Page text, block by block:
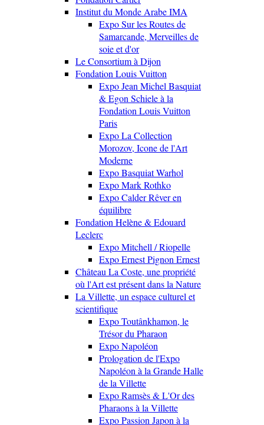
Institut du Monde Arabe IMA
Expo Sur les Routes de
Samarcande, Merveilles de
soie et d'or
Le Consortium à Dijon
Fondation Louis Vuitton
Expo Jean Michel Basquiat
& Egon Schiele à la
Fondation Louis Vuitton
Paris
Expo La Collection
Morozov, Icone de l'Art
Moderne
Expo Basquiat Warhol
Expo Mark Rothko
Expo Calder Rêver en
équilibre
Fondation Helène & Edouard
Leclerc
Expo Mitchell / Riopelle
Expo Ernest Pignon Ernest
Château La Coste, une propriété
où l'Art est présent dans la Nature
La Villette, un espace culturel et
scientifique
Expo Toutânkhamon, le
Trésor du Pharaon
Expo Napoléon
Prologation de l'Expo
Napoléon à la Grande Halle
de la Villette
Expo Ramsès & L'Or des
Pharaons à la Villette
Expo Passion Japon à la